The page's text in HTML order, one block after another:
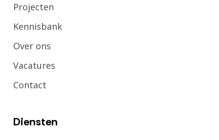
Projecten
Kennisbank
Over ons
Vacatures
Contact
Diensten